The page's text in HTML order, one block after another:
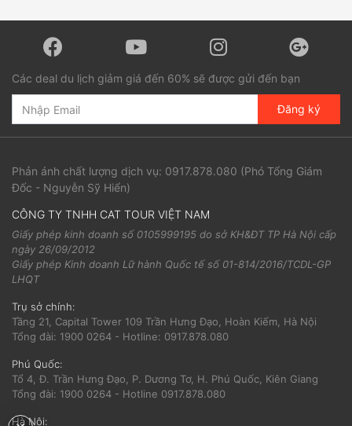
Các deal du lịch giảm giá đến 60% sẽ được gửi đến bạn
Đăng ký
Phản ánh chất lượng dịch vụ: 0917.878.080 (Phó Tổng Giám
Đốc - Nguyễn Sỹ Hiển)
CÔNG TY TNHH CAT TOUR VIỆT NAM
Giấy phép kinh doanh số 0105999195 do sở KH&ĐT TP Hà Nội cấp
ngày 26/09/2012
Giấy phép Kinh doanh Lữ hành Quốc tế số 01-814/2016/TCDL-GP
LHQT
Trụ sở chính:
Tầng 21, Capital Tower 109 Trần Hưng Đạo, Hoàn Kiếm, Hà Nội
Tổng đài: 1900 0264 - Hotline: 0917.878.080
Phú Quốc:
Tổ 4, Đ. Trần Hưng Đạo, P. Dương Tơ, H. Phú Quốc, Kiên Giang
Tổng đài: 1900 0264 - Hotline 0917.878.080
Hà Nội: